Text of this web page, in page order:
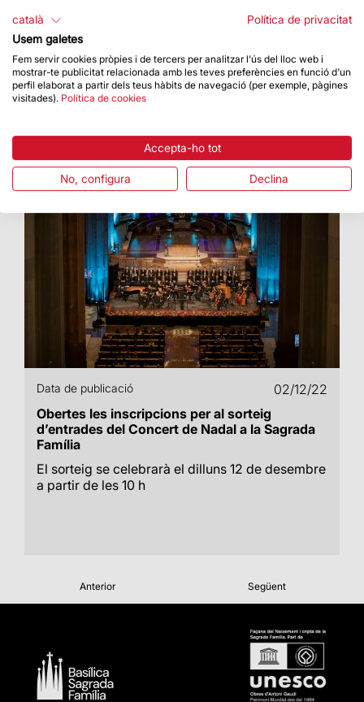
Concepció, es compleix un any de la
inauguració de la torre de la Mare de Déu
Data de publicació
02/12/22
Obertes les inscripcions per al sorteig
d’entrades del Concert de Nadal a la Sagrada
Família
El sorteig se celebrarà el dilluns 12 de desembre
a partir de les 10 h
Anterior Següent
català
Política de privacitat
Usem galetes
Fem servir cookies pròpies i de tercers per analitzar l'ús del lloc web i
mostrar-te publicitat relacionada amb les teves preferències en funció d'un
perfil elaborat a partir dels teus hàbits de navegació (per exemple, pàgines
visitades). Política de cookies
Accepta-ho tot
No, configura Declina